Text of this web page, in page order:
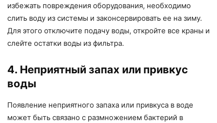
избежать повреждения оборудования, необходимо
слить воду из системы и законсервировать ее на зиму.
Для этого отключите подачу воды, откройте все краны и
слейте остатки воды из фильтра.
4. Неприятный запах или привкус
воды
Появление неприятного запаха или привкуса в воде
может быть связано с размножением бактерий в